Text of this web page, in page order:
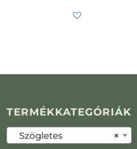
TERMÉKKATEGÓRIÁK
×
Szögletes